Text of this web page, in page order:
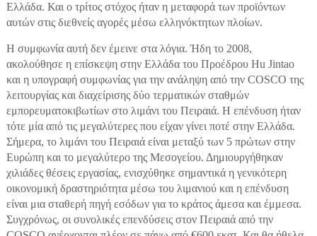
Ελλάδα. Και ο τρίτος στόχος ήταν η μεταφορά των προϊόντων
αυτών στις διεθνείς αγορές μέσω ελληνόκτητων πλοίων.
Η συμφωνία αυτή δεν έμεινε στα λόγια. Ήδη το 2008,
ακολούθησε η επίσκεψη στην Ελλάδα του Προέδρου Hu Jintao
και η υπογραφή συμφωνίας για την ανάληψη από την COSCO της
λειτουργίας και διαχείρισης δύο τερματικών σταθμών
εμπορευματοκιβωτίων στο λιμάνι του Πειραιά. Η επένδυση ήταν
τότε μία από τις μεγαλύτερες που είχαν γίνει ποτέ στην Ελλάδα.
Σήμερα, το λιμάνι του Πειραιά είναι μεταξύ των 5 πρώτων στην
Ευρώπη και το μεγαλύτερο της Μεσογείου. Δημιουργήθηκαν
χιλιάδες θέσεις εργασίας, ενισχύθηκε σημαντικά η γενικότερη
οικονομική δραστηριότητα μέσω του λιμανιού και η επένδυση
είναι μια σταθερή πηγή εσόδων για το κράτος άμεσα και έμμεσα.
Συγχρόνως, οι συνολικές επενδύσεις στον Πειραιά από την